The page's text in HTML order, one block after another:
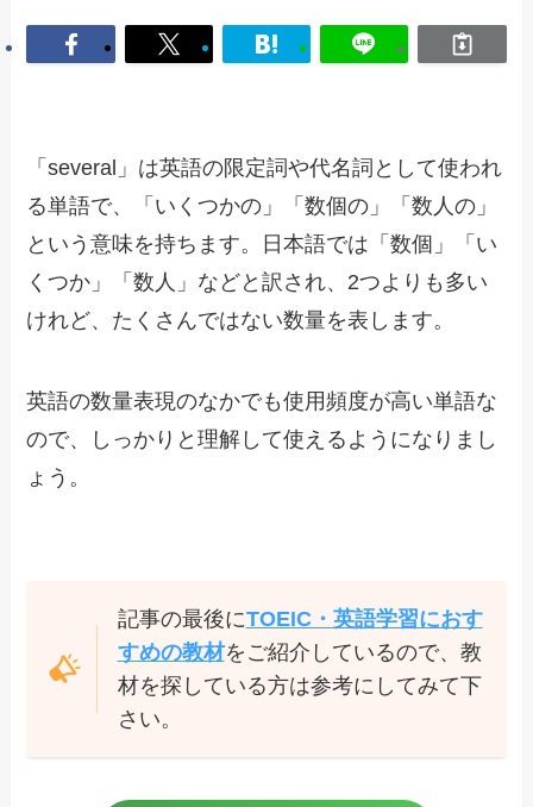
「several」は英語の限定詞や代名詞として使われ
る単語で、「いくつかの」「数個の」「数人の」
という意味を持ちます。日本語では「数個」「い
くつか」「数人」などと訳され、2つよりも多い
けれど、たくさんではない数量を表します。
英語の数量表現のなかでも使用頻度が高い単語な
ので、しっかりと理解して使えるようになりまし
ょう。
記事の最後にTOEIC・英語学習におす
すめの教材をご紹介しているので、教
材を探している方は参考にしてみて下
さい。